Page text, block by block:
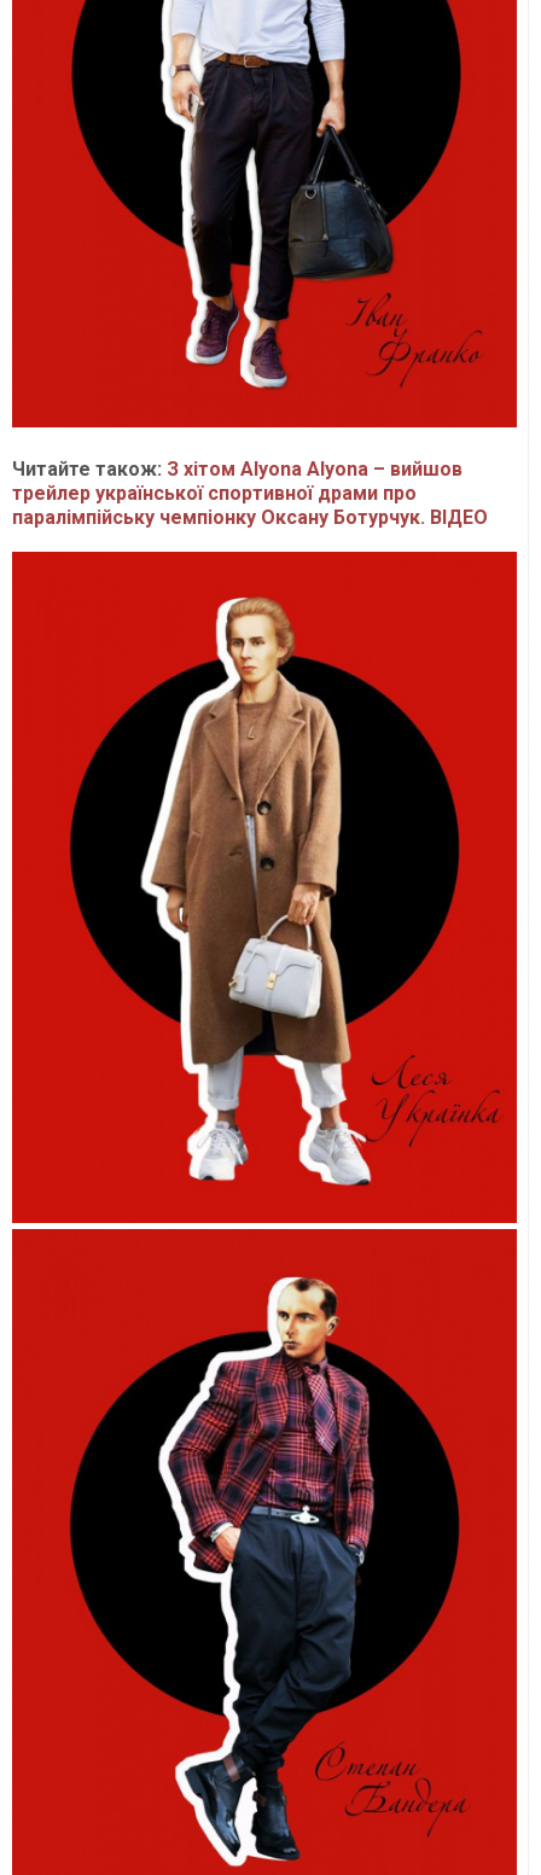
Читайте також: З хітом Alyona Alyona – вийшов
трейлер української спортивної драми про
паралімпійську чемпіонку Оксану Ботурчук. ВІДЕО